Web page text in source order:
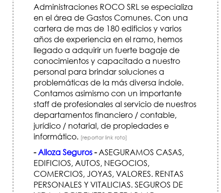
Administraciones ROCO SRL se especializa
en el área de Gastos Comunes. Con una
cartera de mas de 180 edificios y varios
años de experiencia en el ramo, hemos
llegado a adquirir un fuerte bagaje de
conocimientos y capacitado a nuestro
personal para brindar soluciones a
problemáticas de la más diversa índole.
Contamos asimismo con un importante
staff de profesionales al servicio de nuestros
departamentos financiero / contable,
jurídico / notarial, de propiedades e
informático. [reportar link roto]
-Alloza Seguros-ASEGURAMOS CASAS,
EDIFICIOS, AUTOS, NEGOCIOS,
COMERCIOS, JOYAS, VALORES. RENTAS
PERSONALES Y VITALICIAS. SEGUROS DE